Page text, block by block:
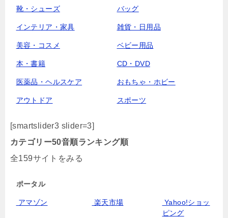
靴・シューズ バッグ
インテリア・家具 雑貨・日用品
美容・コスメ ベビー用品
本・書籍 CD・DVD
医薬品・ヘルスケア おもちゃ・ホビー
アウトドア スポーツ
[smartslider3 slider=3]
カテゴリー50音順ランキング順
全159サイトをみる
ポータル
アマゾン 楽天市場
Yahoo!ショッ
ピング